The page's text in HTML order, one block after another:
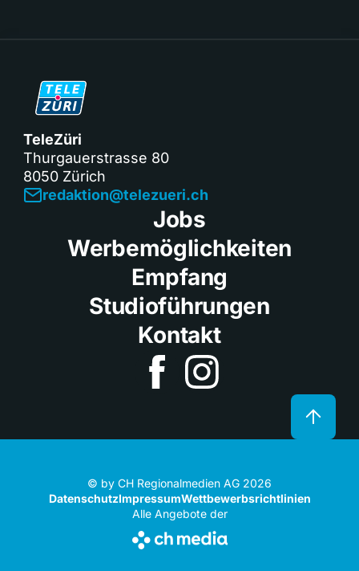
TeleZüri
Thurgauerstrasse 80
8050 Zürich
redaktion@telezueri.ch
Jobs
Werbemöglichkeiten
Empfang
Studioführungen
Kontakt
© by CH Regionalmedien AG 2026
DatenschutzImpressumWettbewerbsrichtlinien
Alle Angebote der